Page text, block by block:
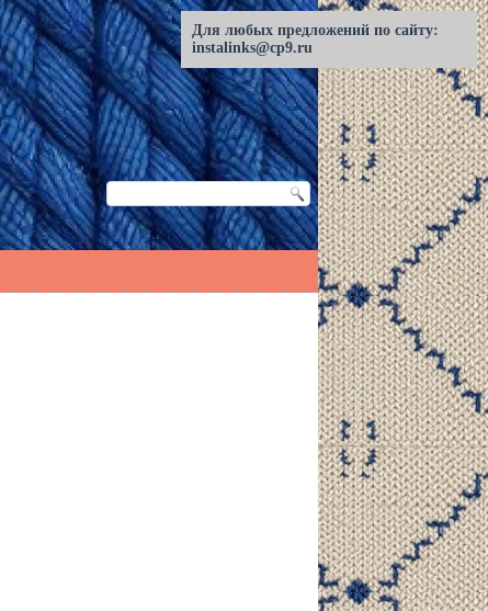
Для любых предложений по сайту:
instalinks@cp9.ru